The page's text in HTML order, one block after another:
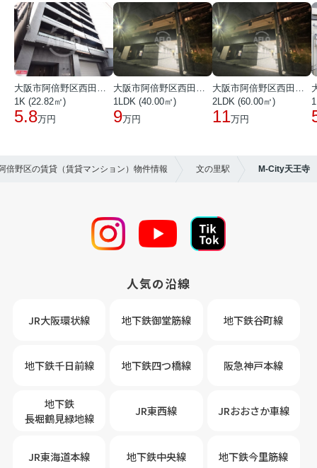
大阪市阿倍野区西田辺町１丁目
1K (22.82㎡)
5.8万円
大阪市阿倍野区西田辺町１丁目
1LDK (40.00㎡)
9万円
大阪市阿倍野区西田辺町１丁目
2LDK (60.00㎡)
11万円
倍野区の賃貸（賃貸マンション）物件情報 文の里駅 M-City天王寺
人気の沿線
JR大阪環状線 地下鉄御堂筋線 地下鉄谷町線
地下鉄千日前線 地下鉄四つ橋線 阪急神戸本線
地下鉄
長堀鶴見緑地線
JR東西線 JRおおさか車線
JR東海道本線 地下鉄中央線 地下鉄今里筋線